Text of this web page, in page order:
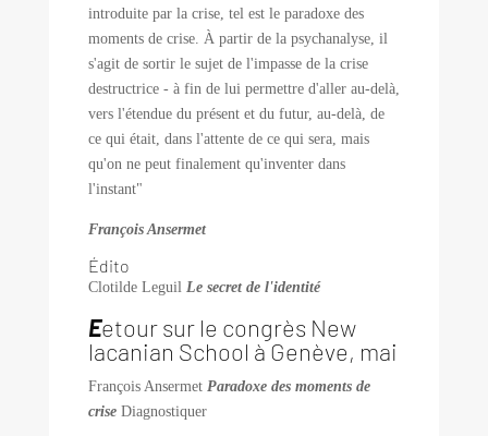
introduite par la crise, tel est le paradoxe des
moments de crise. À partir de la psychanalyse, il
s'agit de sortir le sujet de l'impasse de la crise
destructrice - à fin de lui permettre d'aller au-delà,
vers l'étendue du présent et du futur, au-delà, de
ce qui était, dans l'attente de ce qui sera, mais
qu'on ne peut finalement qu'inventer dans
l'instant"
François Ansermet
Édito
Clotilde Leguil Le secret de l'identité
Eetour sur le congrès New
lacanian School à Genève, mai
François Ansermet Paradoxe des moments de
crise Diagnostiquer